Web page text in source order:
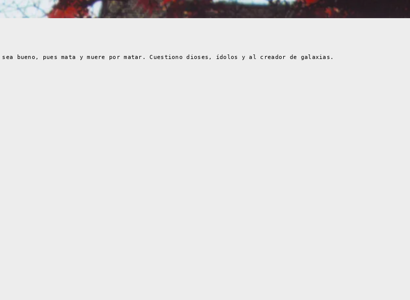
bueno, pues mata y muere por matar. Cuestiono dioses, ídolos y al creador de galaxias.